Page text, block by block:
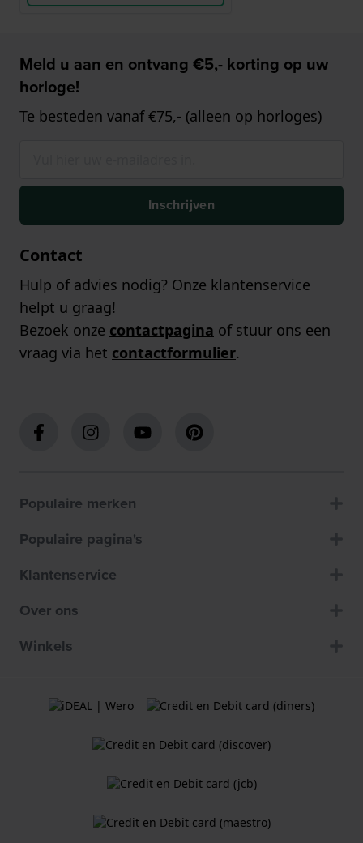
Meld u aan en ontvang €5,- korting op uw
horloge!
Te besteden vanaf €75,- (alleen op horloges)
Inschrijven
Contact
Hulp of advies nodig? Onze klantenservice
helpt u graag!
Bezoek onze contactpagina of stuur ons een
vraag via het contactformulier.
Populaire merken
Populaire pagina's
Klantenservice
Over ons
Winkels